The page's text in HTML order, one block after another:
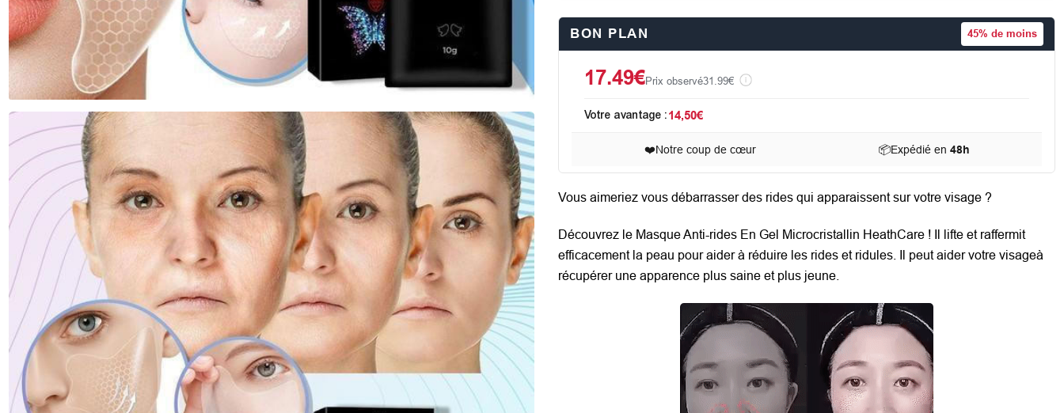
BON PLAN 45% de moins
17.49€Prix observé31.99€
Votre avantage :14,50€
❤️Notre coup de cœur 📦Expédié en 48h
Vous aimeriez vous débarrasser des rides qui apparaissent sur votre visage ?
Découvrez le Masque Anti-rides En Gel Microcristallin HeathCare ! Il lifte et raffermit
efficacement la peau pour aider à réduire les rides et ridules. Il peut aider votre visageà
récupérer une apparence plus saine et plus jeune.